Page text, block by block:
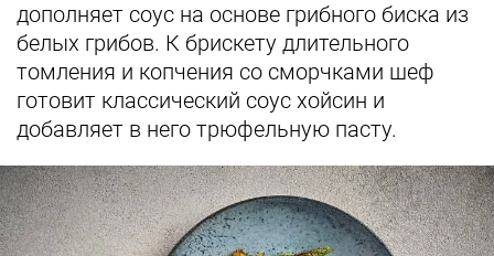
дополняет соус на основе грибного биска из
белых грибов. К брискету длительного
томления и копчения со сморчками шеф
готовит классический соус хойсин и
добавляет в него трюфельную пасту.